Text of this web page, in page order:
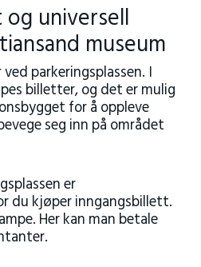
universell
museum
parkeringsplassen. I
billetter, og det er mulig
for å oppleve
seg inn på området
er
du kjøper inngangsbillett.
Her kan man betale